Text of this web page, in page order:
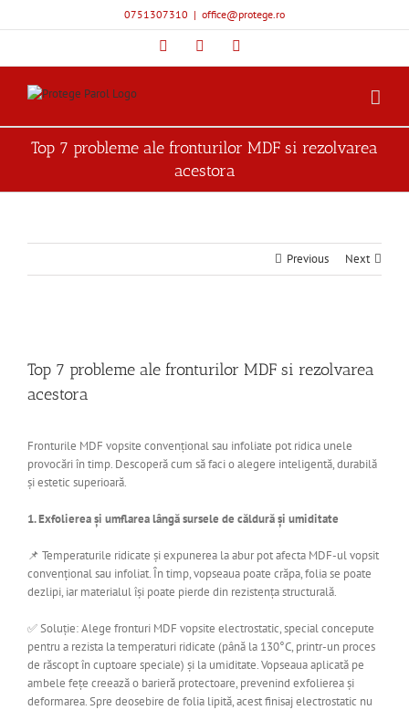
to
0751307310 | office@protege.ro
FacebookYouTube
Top 7 probleme ale fronturilor MDF si rezolvarea
acestora
Previous Next
Image
Top 7 probleme ale fronturilor MDF si rezolvarea
acestora
Fronturile MDF vopsite convențional sau infoliate pot ridica unele
provocări în timp. Descoperă cum să faci o alegere inteligentă, durabilă
și estetic superioară.
1. Exfolierea și umflarea lângă sursele de căldură și umiditate
📌 Temperaturile ridicate și expunerea la abur pot afecta MDF-ul vopsit
convențional sau infoliat. În timp, vopseaua poate crăpa, folia se poate
dezlipi, iar materialul își poate pierde din rezistența structurală.
✅ Soluție: Alege fronturi MDF vopsite electrostatic, special concepute
pentru a rezista la temperaturi ridicate (până la 130°C, printr-un proces
de răscopt în cuptoare speciale) și la umiditate. Vopseaua aplicată pe
ambele fețe creează o barieră protectoare, prevenind exfolierea și
deformarea. Spre deosebire de folia lipită, acest finisaj electrostatic nu